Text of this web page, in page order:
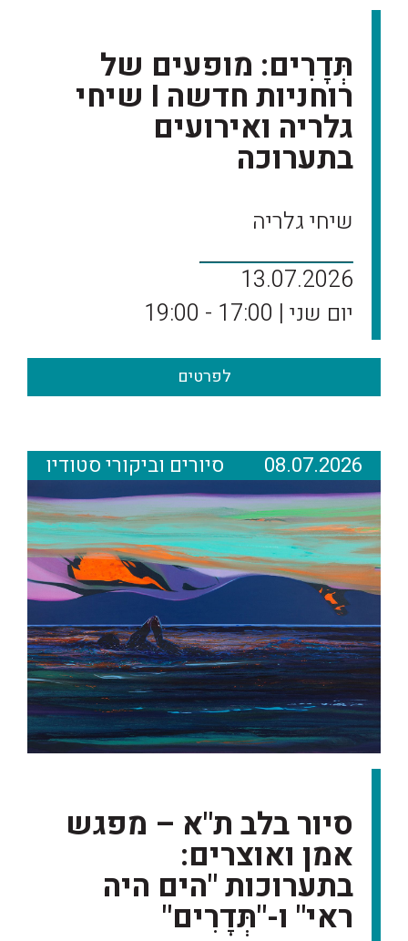
תְּדָרִים: מופעים של
רוחניות חדשה I שיחי
גלריה ואירועים
בתערוכה
שיחי גלריה
13.07.2026
יום שני | 17:00 - 19:00
לפרטים
08.07.2026 סיורים וביקורי סטודיו
סיור בלב ת"א – מפגש
אמן ואוצרים:
בתערוכות "הים היה
ראי" ו-"תְּדָרִים"